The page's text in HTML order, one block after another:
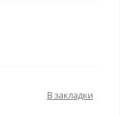
В закладки